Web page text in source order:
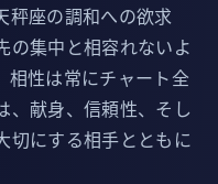
秤座の調和への欲求
の集中と相容れないよ
相性は常にチャート全
、献身、信頼性、そし
切にする相手とともに